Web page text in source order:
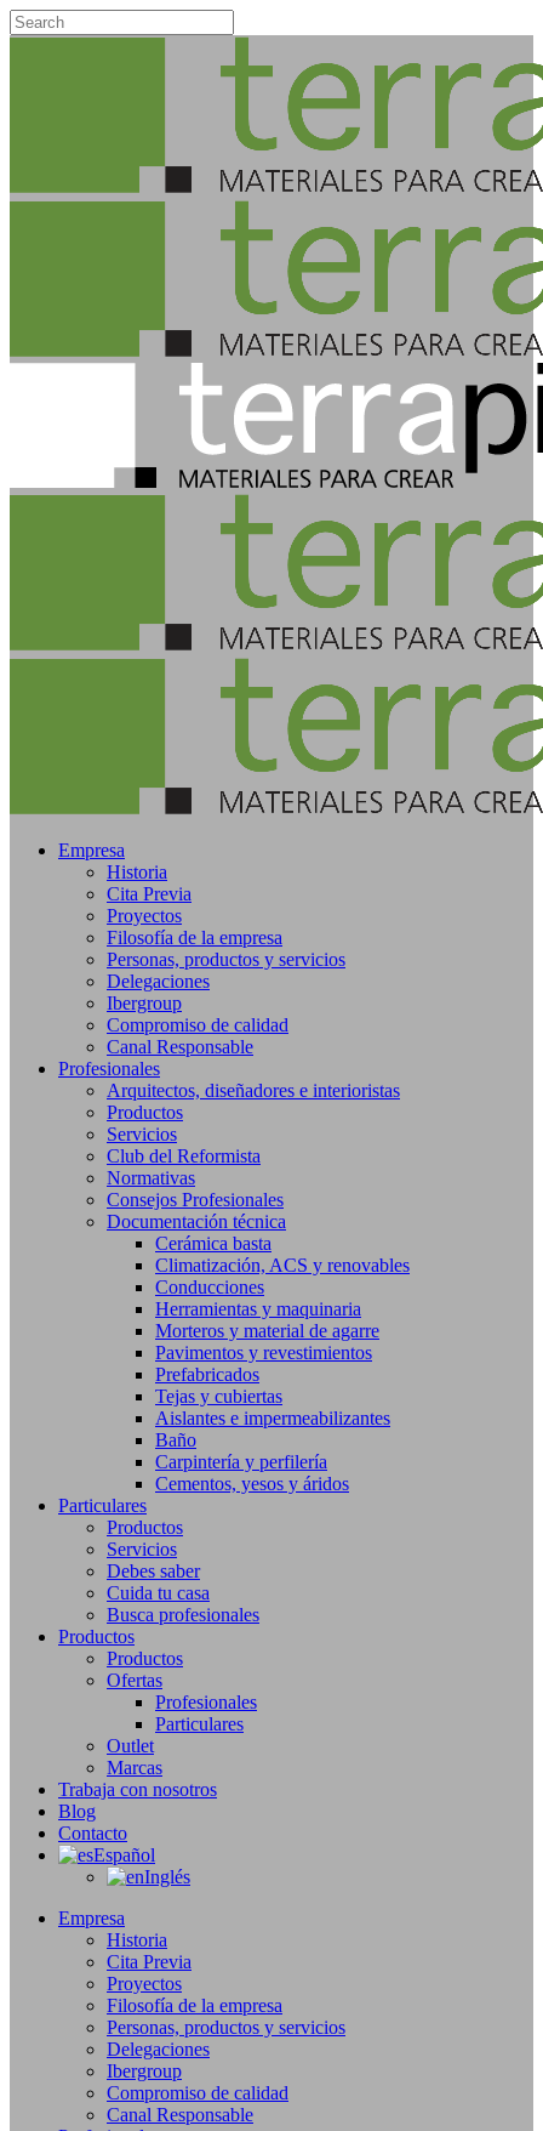
Empresa
Historia
Cita Previa
Proyectos
Filosofía de la empresa
Personas, productos y servicios
Delegaciones
Ibergroup
Compromiso de calidad
Canal Responsable
Profesionales
Arquitectos, diseñadores e interioristas
Productos
Servicios
Club del Reformista
Normativas
Consejos Profesionales
Documentación técnica
Cerámica basta
Climatización, ACS y renovables
Conducciones
Herramientas y maquinaria
Morteros y material de agarre
Pavimentos y revestimientos
Prefabricados
Tejas y cubiertas
Aislantes e impermeabilizantes
Baño
Carpintería y perfilería
Cementos, yesos y áridos
Particulares
Productos
Servicios
Debes saber
Cuida tu casa
Busca profesionales
Productos
Productos
Ofertas
Profesionales
Particulares
Outlet
Marcas
Trabaja con nosotros
Blog
Contacto
Español
Inglés
Empresa
Historia
Cita Previa
Proyectos
Filosofía de la empresa
Personas, productos y servicios
Delegaciones
Ibergroup
Compromiso de calidad
Canal Responsable